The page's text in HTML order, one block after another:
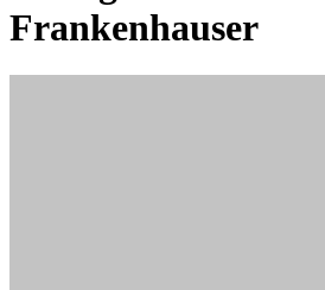
Frankenhauser